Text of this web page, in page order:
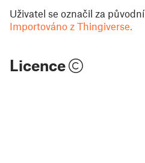
Uživatel se označil za
Importováno z Thingiverse.
Licence